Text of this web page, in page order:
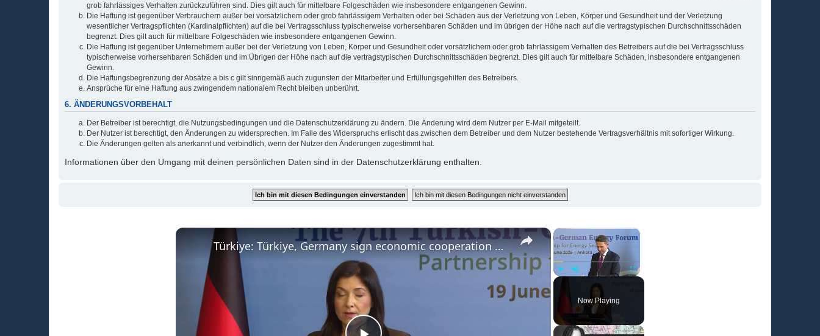
grob fahrlässiges Verhalten zurückzuführen sind. Dies gilt auch für mittelbare Folgeschäden wie insbesondere entgangenen Gewinn.
Die Haftung ist gegenüber Verbrauchern außer bei vorsätzlichem oder grob fahrlässigem Verhalten oder bei Schäden aus der Verletzung von Leben, Körper und Gesundheit und der Verletzung
wesentlicher Vertragspflichten (Kardinalpflichten) auf die bei Vertragsschluss typischerweise vorhersehbaren Schäden und im übrigen der Höhe nach auf die vertragstypischen Durchschnittsschäden
begrenzt. Dies gilt auch für mittelbare Folgeschäden wie insbesondere entgangenen Gewinn.
Die Haftung ist gegenüber Unternehmern außer bei der Verletzung von Leben, Körper und Gesundheit oder vorsätzlichem oder grob fahrlässigem Verhalten des Betreibers auf die bei Vertragsschluss
typischerweise vorhersehbaren Schäden und im Übrigen der Höhe nach auf die vertragstypischen Durchschnittsschäden begrenzt. Dies gilt auch für mittelbare Schäden, insbesondere entgangenen
Gewinn.
Die Haftungsbegrenzung der Absätze a bis c gilt sinngemäß auch zugunsten der Mitarbeiter und Erfüllungsgehilfen des Betreibers.
Ansprüche für eine Haftung aus zwingendem nationalem Recht bleiben unberührt.
6. ÄNDERUNGSVORBEHALT
Der Betreiber ist berechtigt, die Nutzungsbedingungen und die Datenschutzerklärung zu ändern. Die Änderung wird dem Nutzer per E-Mail mitgeteilt.
Der Nutzer ist berechtigt, den Änderungen zu widersprechen. Im Falle des Widerspruchs erlischt das zwischen dem Betreiber und dem Nutzer bestehende Vertragsverhältnis mit sofortiger Wirkung.
Die Änderungen gelten als anerkannt und verbindlich, wenn der Nutzer den Änderungen zugestimmt hat.
Informationen über den Umgang mit deinen persönlichen Daten sind in der Datenschutzerklärung enthalten.
×
Fullscreen
Now Playing
×
Türkiye: Türkiye, Germany sign economic cooperation protocol, target $60B trade volume.